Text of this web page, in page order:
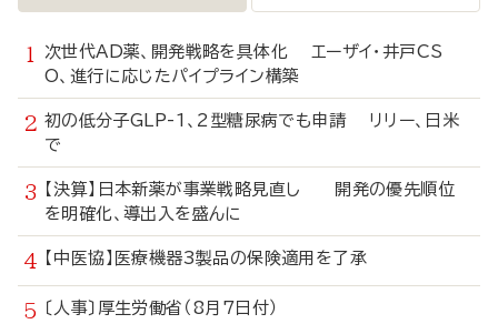
次世代AD薬、開発戦略を具体化 エーザイ・井戸CS
O、進行に応じたパイプライン構築
初の低分子GLP-1、2型糖尿病でも申請 リリー、日米
で
【決算】日本新薬が事業戦略見直し 開発の優先順位
を明確化、導出入を盛んに
【中医協】医療機器3製品の保険適用を了承
〔人事〕厚生労働省（8月7日付）